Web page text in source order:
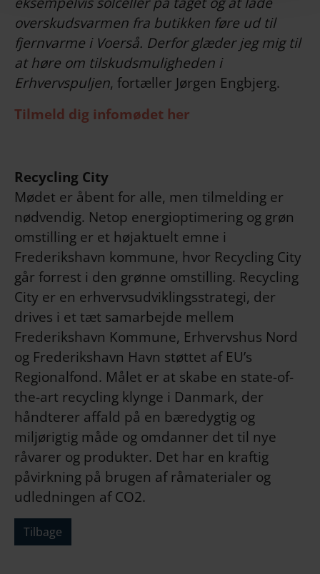
overskudsvarmen fra butikken føre ud til
fjernvarme i Voerså. Derfor glæder jeg mig til
at høre om tilskudsmuligheden i
Erhvervspuljen, fortæller Jørgen Engbjerg.
Tilmeld dig infomødet her
Recycling City
Mødet er åbent for alle, men tilmelding er
nødvendig. Netop energioptimering og grøn
omstilling er et højaktuelt emne i
Frederikshavn kommune, hvor Recycling City
går forrest i den grønne omstilling. Recycling
City er en erhvervsudviklingsstrategi, der
drives i et tæt samarbejde mellem
Frederikshavn Kommune, Erhvervshus Nord
og Frederikshavn Havn støttet af EU’s
Regionalfond. Målet er at skabe en state-of-
the-art recycling klynge i Danmark, der
håndterer affald på en bæredygtig og
miljørigtig måde og omdanner det til nye
råvarer og produkter. Det har en kraftig
påvirkning på brugen af råmaterialer og
udledningen af CO2.
Tilbage